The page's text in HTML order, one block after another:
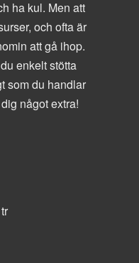
ha kul. Men att
och ofta är
att gå ihop.
enkelt stötta
som du handlar
något extra!